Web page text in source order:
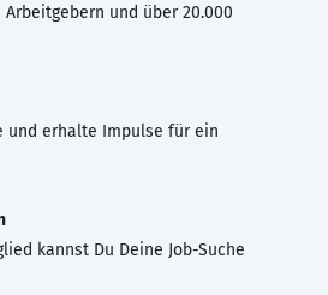
und über 20.000
und erhalte Impulse für ein
kannst Du Deine Job-Suche